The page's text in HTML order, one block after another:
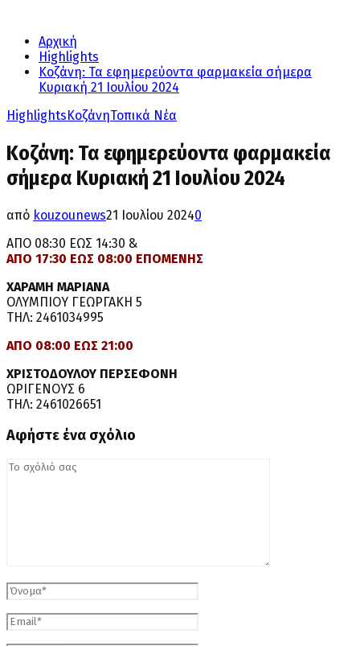
Αρχική
Highlights
Κοζάνη: Τα εφημερεύοντα φαρμακεία σήμερα
Κυριακή 21 Ιουλίου 2024
HighlightsΚοζάνηΤοπικά Νέα
Κοζάνη: Τα εφημερεύοντα φαρμακεία
σήμερα Κυριακή 21 Ιουλίου 2024
από kouzounews21 Ιουλίου 20240
ΑΠΟ 08:30 ΕΩΣ 14:30 &
ΑΠΟ 17:30 ΕΩΣ 08:00 ΕΠΟΜΕΝΗΣ
ΧΑΡΑΜΗ ΜΑΡΙΑΝΑ
ΟΛΥΜΠΙΟΥ ΓΕΩΡΓΑΚΗ 5
ΤΗΛ: 2461034995
ΑΠΟ 08:00 ΕΩΣ 21:00
ΧΡΙΣΤΟΔΟΥΛΟΥ ΠΕΡΣΕΦΟΝΗ
ΩΡΙΓΕΝΟΥΣ 6
ΤΗΛ: 2461026651
Αφήστε ένα σχόλιο